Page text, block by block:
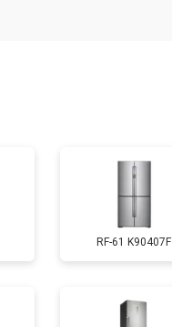
Заказать
Заказать
RF-61 K90407F